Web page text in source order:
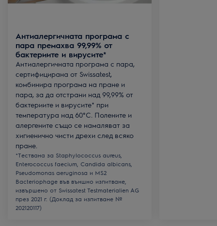
Антиалергичната програма с
пара премахва 99,99% от
бактериите и вирусите*
Антиалергичната програма с пара,
сертифицирана от Swissatest,
комбинира програма на пране и
пара, за да отстрани над 99,99% от
бактериите и вирусите* при
температура над 60°C. Полените и
алергените също се намаляват за
хигиенично чисти дрехи след всяко
пране.
*Тествана за Staphylococcus aureus,
Enterococcus faecium, Candida albicans,
Pseudomonas aeruginosa и MS2
Bacteriophage във външно изпитване,
извършено от Swissatest Testmaterialien AG
през 2021 г. (Доклад за изпитване №
202120117)